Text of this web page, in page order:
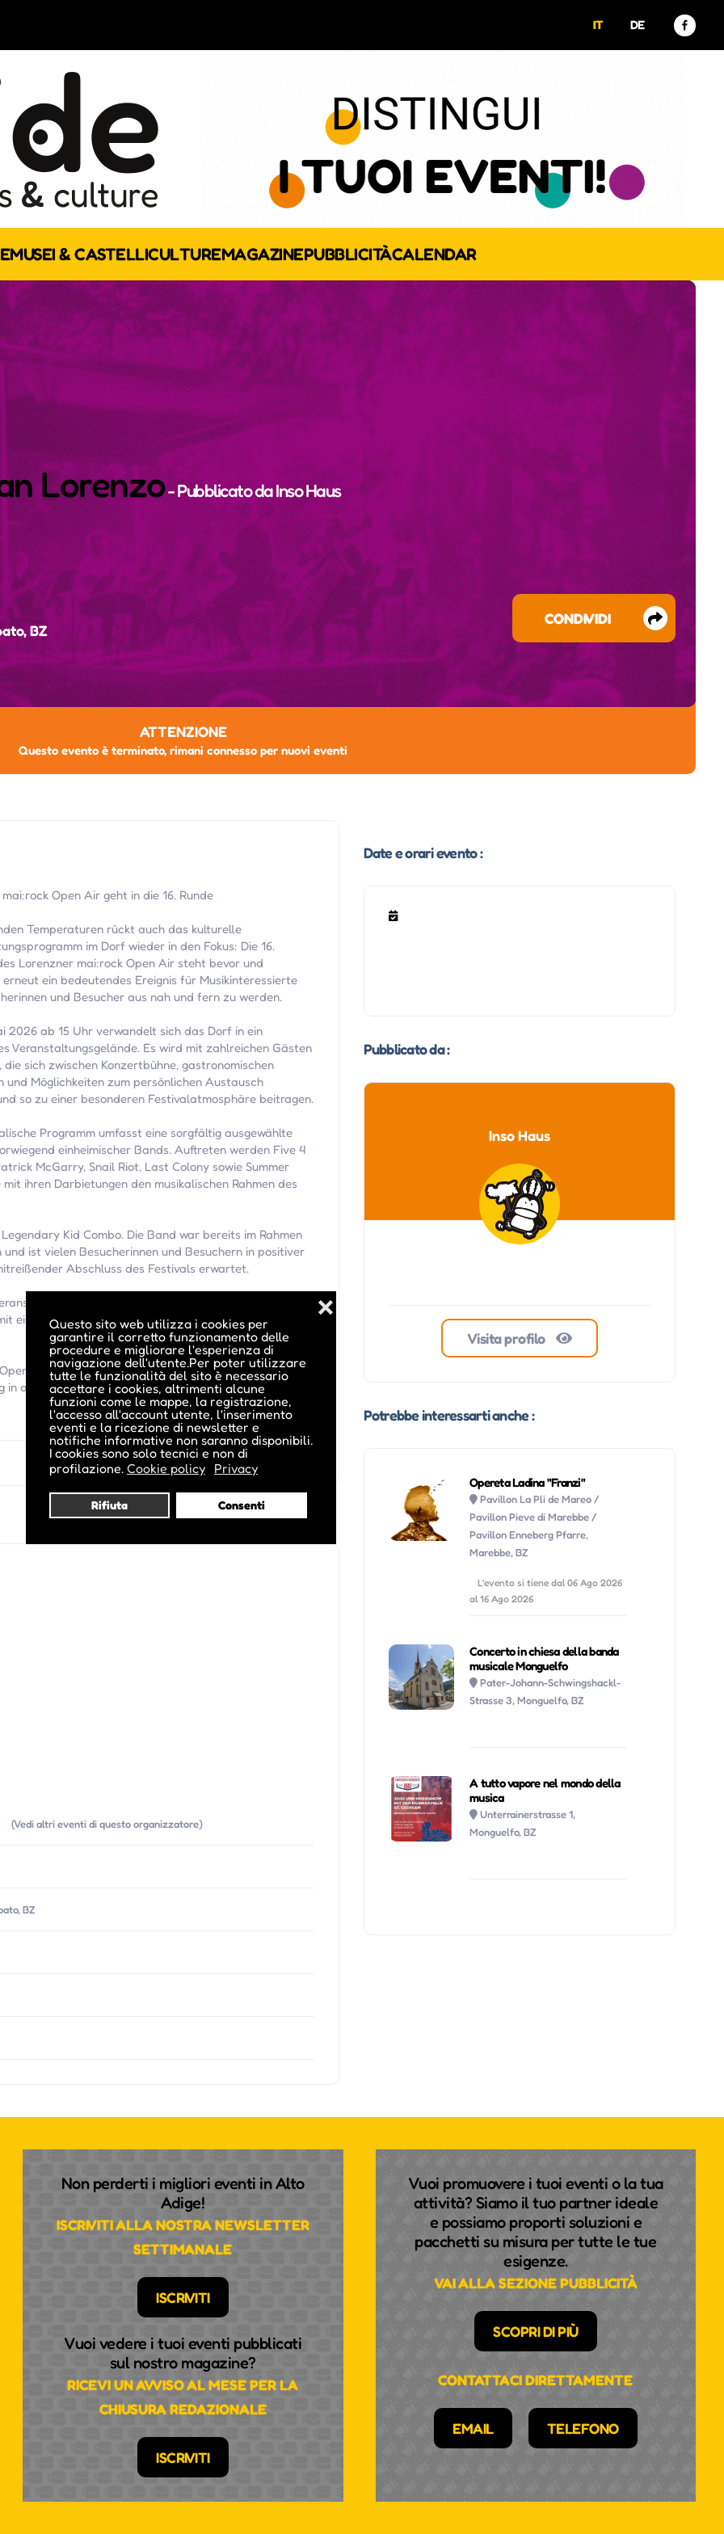
Questo sito web utilizza i cookies per
garantire il corretto funzionamento delle
procedure e migliorare l'esperienza di
navigazione dell'utente.Per poter utilizzare
tutte le funzionalità del sito è necessario
accettare i cookies, altrimenti alcune
funzioni come le mappe, la registrazione,
l'accesso all'account utente, l'inserimento
eventi e la ricezione di newsletter e
notifiche informative non saranno disponibili.
I cookies sono solo tecnici e non di
profilazione. Cookie policy Privacy
Rifiuta Consenti
❌
IT DE
MUSEI & CASTELLICULTUREMAGAZINEPUBBLICITÀCALENDAR
Lorenzo- Pubblicato daInso Haus
BZ
CONDIVIDI
ATTENZIONE
Questo evento è terminato, rimani connesso per nuovi eventi
Open Air geht in die 16. Runde
Temperaturen rückt auch das kulturelle
im Dorf wieder in den Fokus: Die 16.
Lorenzner mai:rock Open Air steht bevor und
ein bedeutendes Ereignis für Musikinteressierte
und Besucher aus nah und fern zu werden.
2026 ab 15 Uhr verwandelt sich das Dorf in ein
Veranstaltungsgelände. Es wird mit zahlreichen Gästen
die sich zwischen Konzertbühne, gastronomischen
und Möglichkeiten zum persönlichen Austausch
so zu einer besonderen Festivalatmosphäre beitragen.
Programm umfasst eine sorgfältig ausgewählte
einheimischer Bands. Auftreten werden Five 4
McGarry, Snail Riot, Last Colony sowie Summer
mit ihren Darbietungen den musikalischen Rahmen des
Kid Combo. Die Band war bereits im Rahmen
ist vielen Besucherinnen und Besuchern in positiver
Abschluss des Festivals erwartet.
auch an Gäste, die das gesellige
einem ausgewählten Angebot an Speisen und
Air laden herzlich zur Teilnahme ein und freuen sich
angenehmer Atmosphäre.
(Vedi altri eventi di questo organizzatore)
BZ
Date e orari evento :
Pubblicato da :
Inso Haus
Visita profilo
Potrebbe interessarti anche :
Opereta Ladina "Franzi"
Pavillon La Pli de Mareo /
Pavillon Pieve di Marebbe /
Pavillon Enneberg Pfarre,
Marebbe, BZ
L'evento si tiene dal 06 Ago 2026
al 16 Ago 2026
Concerto in chiesa della banda
musicale Monguelfo
Pater-Johann-Schwingshackl-
Strasse 3, Monguelfo, BZ
A tutto vapore nel mondo della
musica
Unterrainerstrasse 1,
Monguelfo, BZ
Non perderti i migliori eventi in Alto
Adige!
ISCRIVITI ALLA NOSTRA NEWSLETTER
SETTIMANALE
ISCRIVITI
Vuoi vedere i tuoi eventi pubblicati
sul nostro magazine?
RICEVI UN AVVISO AL MESE PER LA
CHIUSURA REDAZIONALE
ISCRIVITI
Vuoi promuovere i tuoi eventi o la tua
attività? Siamo il tuo partner ideale
e possiamo proporti soluzioni e
pacchetti su misura per tutte le tue
esigenze.
VAI ALLA SEZIONE PUBBLICITÀ
SCOPRI DI PIÙ
CONTATTACI DIRETTAMENTE
EMAIL TELEFONO